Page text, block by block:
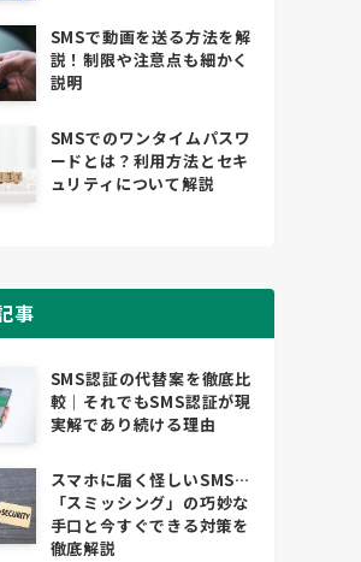
SMSで動画を送る方法を解
説！制限や注意点も細かく
説明
SMSでのワンタイムパスワ
ードとは？利用方法とセキ
ュリティについて解説
事
SMS認証の代替案を徹底比
較｜それでもSMS認証が現
実解であり続ける理由
スマホに届く怪しいSMS…
「スミッシング」の巧妙な
手口と今すぐできる対策を
徹底解説